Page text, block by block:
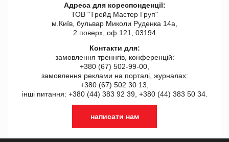
Адреса для кореспонденції:
ТОВ "Tрейд Мастер Груп"
м.Київ, бульвар Миколи Руденка 14а,
2 поверх, оф 121, 03194
Контакти для:
замовлення треннгів, конференцій:
+380 (67) 502-99-00,
замовлення реклами на порталі, журналах:
+380 (67) 502 30 13,
інші питання: +380 (44) 383 92 39, +380 (44) 383 50 34.
написати нам